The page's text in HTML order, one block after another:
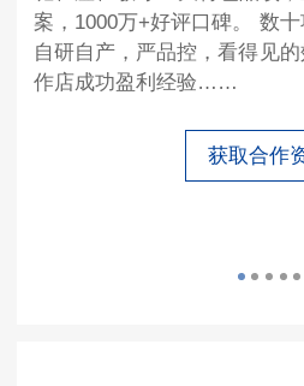
案，1000万+好评口碑。 数
自研自产，严品控，看得见
作店成功盈利经验……
获取合作